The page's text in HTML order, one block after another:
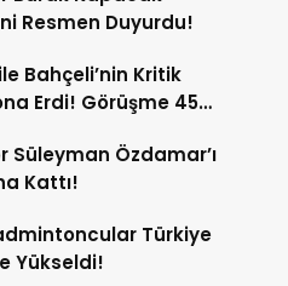
Resmen Duyurdu!
Bahçeli’nin Kritik
Erdi! Görüşme 45
Süleyman Özdamar’ı
Kattı!
Türkiye
Yükseldi!